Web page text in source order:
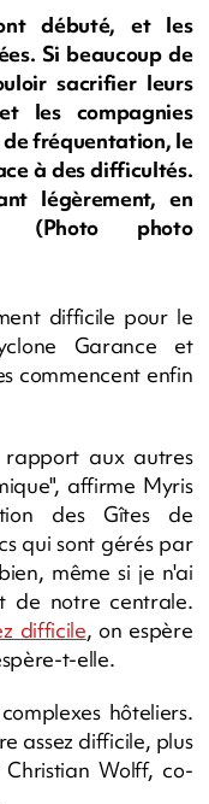
débuté, et les
Si beaucoup de
sacrifier leurs
les compagnies
de fréquentation, le
à des difficultés.
légèrement, en
(Photo photo
difficile pour le
Garance et
commencent enfin
aux autres
affirme Myris
des Gîtes de
qui sont gérés par
même si je n'ai
de notre centrale.
difficile, on espère
t-elle.
hôteliers.
assez difficile, plus
Wolff, co-